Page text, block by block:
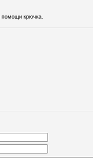
помощи крючка.